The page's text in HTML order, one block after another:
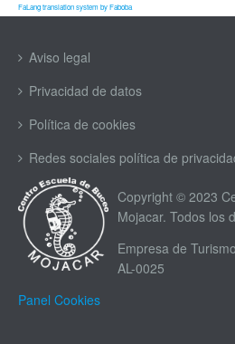
FaLang translation system by Faboba
Aviso legal
Privacidad de datos
Política de cookies
Redes sociales política de
Copyright © 2023
Mojacar. Todos los
Empresa de
AL-0025
Panel Cookies